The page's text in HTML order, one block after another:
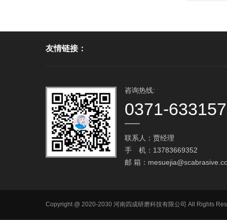
友情链接：
咨询热线:
0371-
联系人：贾经理
手 机：13783669352
邮 箱：
Copyright @ 2020-2030 河南四成研磨科技有限公司 All Rights